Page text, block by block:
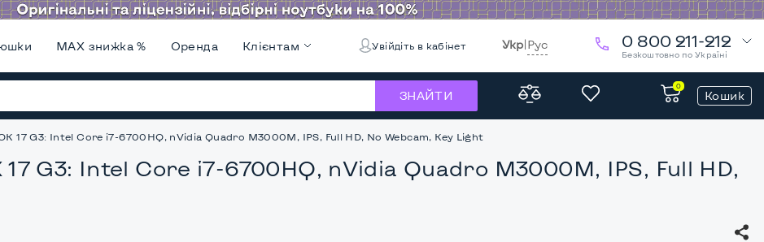
MAX знижка % Оренда Клієнтам Увійдіть в кабінет Укр|Рус 0 800 211-212
Безкоштовно по Україні
ЗНАЙТИ
0
Кошик
17 G3: Intel Core i7-6700HQ, nVidia Quadro M3000M, IPS, Full HD, No Webcam, Key Light
17 G3: Intel Core i7-6700HQ, nVidia Quadro M3000M, IPS, Full HD,